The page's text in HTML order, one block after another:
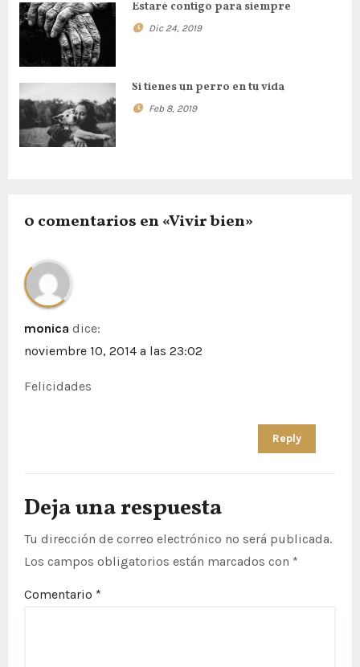
ó
n
d
e
e
t
a
d
a
s
Estaré contigo para siempre
Dic 24, 2019
Si tienes un perro en tu vida
Feb 8, 2019
0 comentarios en «Vivir bien»
monica dice:
noviembre 10, 2014 a las 23:02
Felicidades
Reply
Deja una respuesta
Tu dirección de correo electrónico no será publicada.
Los campos obligatorios están marcados con *
Comentario *